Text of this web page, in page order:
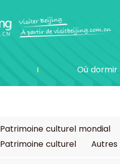
Où dormir
Patrimoine culturel mondial
Patrimoine culturel
Autres